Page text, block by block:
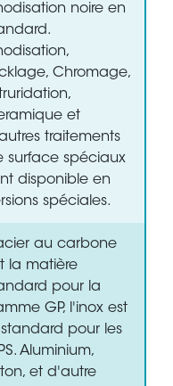
noire en
Chromage,
et
traitements
surface spéciaux
disponible en
spéciales.
au carbone
la matière
pour la
GP, l'inox est
pour les
Aluminium,
et d'autre